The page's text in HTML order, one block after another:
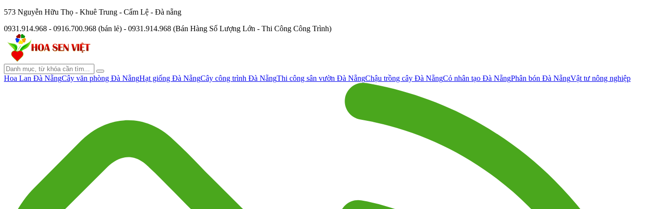
573 Nguyễn Hữu Thọ - Khuê Trung - Cẩm Lệ - Đà nẵng
0931.914.968 - 0916.700.968 (bán lẻ) - 0931.914.968 (Bán Hàng Số Lượng Lớn - Thi Công Công Trình)
Hoa Lan Đà NẵngCây văn phòng Đà NẵngHạt giống Đà NẵngCây công trình Đà NẵngThi công sân vườn Đà NẵngChậu trồng cây Đà NẵngCỏ nhân tạo Đà NẵngPhân bón Đà NẵngVật tư nông nghiệp